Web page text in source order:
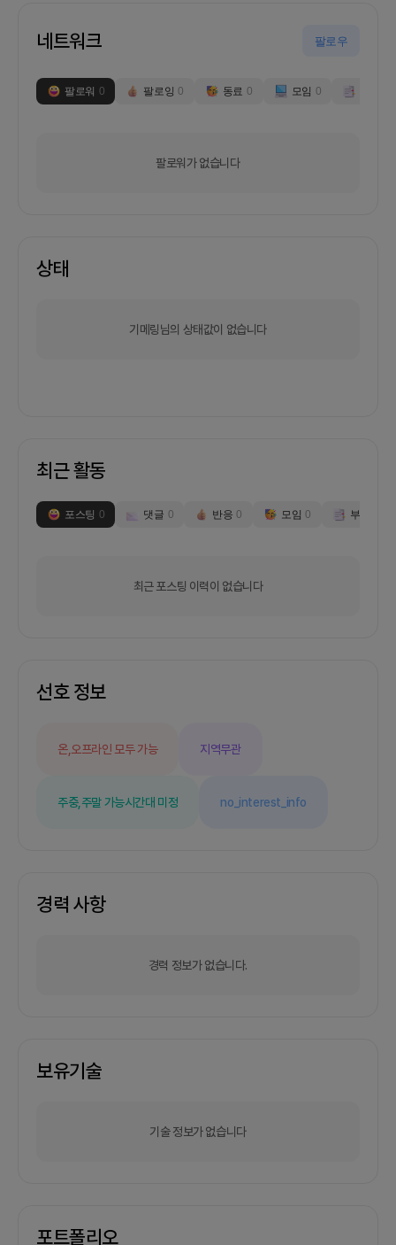
네트워크 팔로우
팔로워 0 팔로잉 0 동료 0 모임 0
팔로워가 없습니다
상태
기메링님의 상태값이 없습니다
최근 활동
포스팅 0 댓글 0 반응 0 모임 0 부스
최근 포스팅 이력이 없습니다
선호 정보
온,오프라인 모두 가능 지역무관
주중,주말 가능시간대 미정 no_interest_info
경력 사항
경력 정보가 없습니다.
보유기술
기술 정보가 없습니다
포트폴리오